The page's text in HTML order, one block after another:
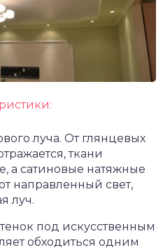
луча. От глянцевых
ткани
а сатиновые натяжные
направленный свет,
луч.
под искусственным
обходиться одним